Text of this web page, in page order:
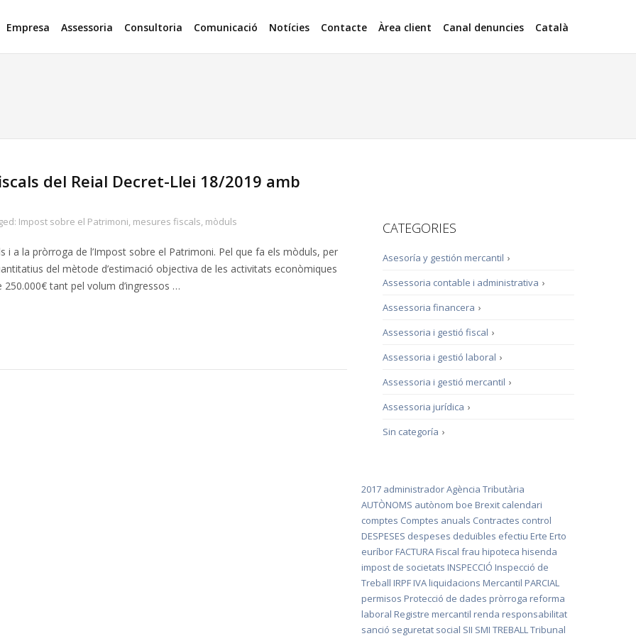
Empresa Assessoria Consultoria Comunicació Notícies Contacte Àrea client Canal denuncies Català
del Reial Decret-Llei 18/2019 amb
Impost sobre el Patrimoni, mesures fiscals, mòduls
a la pròrroga de l’Impost sobre el Patrimoni. Pel que fa els mòduls, per
del mètode d’estimació objectiva de les activitats econòmiques
tant pel volum d’ingressos …
CATEGORIES
›
Asesoría y gestión mercantil
›
Assessoria contable i administrativa
›
Assessoria financera
›
Assessoria i gestió fiscal
›
Assessoria i gestió laboral
›
Assessoria i gestió mercantil
›
Assessoria jurídica
›
Sin categoría
2017 administradorAgència Tributària
AUTÒNOMS autònom boe Brexit calendari
comptes Comptes anuals Contractes control
DESPESES despeses deduïbles efectiu Erte Erto
euríbor FACTURA Fiscal frau hipoteca hisenda
impost de societats INSPECCIÓ Inspecció de
Treball IRPF IVA liquidacions Mercantil PARCIAL
permisos Protecció de dades pròrroga reforma
laboral Registre mercantil renda responsabilitat
sanció seguretat social SII SMI TREBALLTribunal